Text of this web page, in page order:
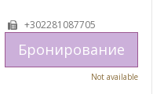
+302281087705
Бронирование
Not available